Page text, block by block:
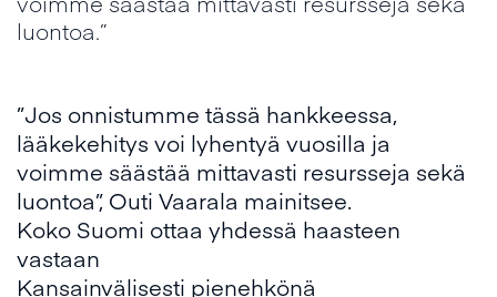
luontoa.”
”Jos onnistumme tässä hankkeessa,
lääkekehitys voi lyhentyä vuosilla ja
voimme säästää mittavasti resursseja sekä
luontoa”, Outi Vaarala mainitsee.
Koko Suomi ottaa yhdessä haasteen
vastaan
Kansainvälisesti pienehkönä